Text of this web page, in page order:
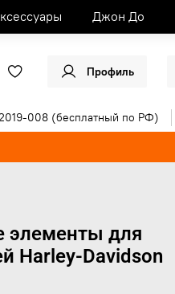
Джон До
Профиль
008 (бесплатный по РФ)
элементы для
Harley-Davidson